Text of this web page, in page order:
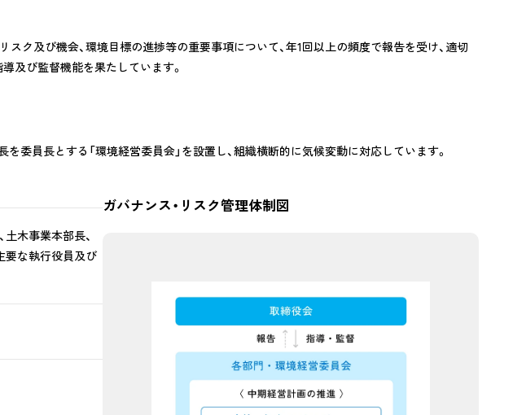
スク及び機会、環境目標の進捗等の重要事項について、年1回以上の頻度で報告を受け、適切
及び監督機能を果たしています。
委員長とする「環境経営委員会」を設置し、組織横断的に気候変動に対応しています。
木事業本部長、
要な執行役員及び
ガバナンス・リスク管理体制図